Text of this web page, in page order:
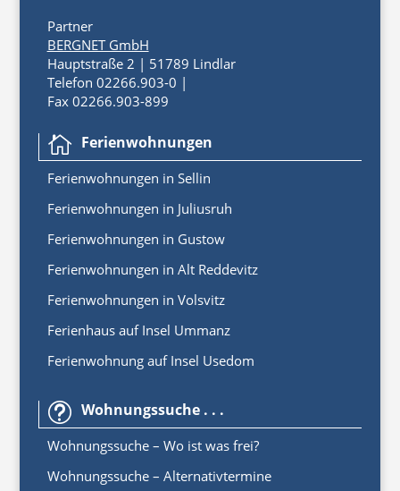
Partner
BERGNET GmbH
Hauptstraße 2 | 51789 Lindlar
Telefon 02266.903-0 |
Fax 02266.903-899
 Ferienwohnungen
Ferienwohnungen in Sellin
Ferienwohnungen in Juliusruh
Ferienwohnungen in Gustow
Ferienwohnungen in Alt Reddevitz
Ferienwohnungen in Volsvitz
Ferienhaus auf Insel Ummanz
Ferienwohnung auf Insel Usedom
t Wohnungssuche . . .
Wohnungssuche – Wo ist was frei?
Wohnungssuche – Alternativtermine